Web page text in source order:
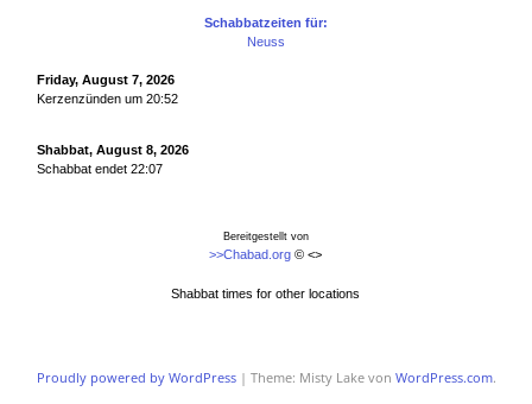
Schabbatzeiten für:
Neuss
Friday, August 7, 2026
Kerzenzünden um 20:52
Shabbat, August 8, 2026
Schabbat endet 22:07
Bereitgestellt von
>>Chabad.org © <>
Shabbat times for other locations
Proudly powered by WordPress | Theme: Misty Lake von WordPress.com.